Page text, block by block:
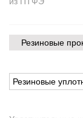
Резиновые
Резиновые